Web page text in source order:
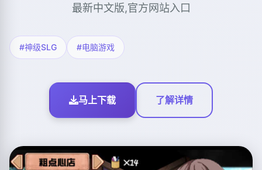
最新中文版,官方网站入口
#神级SLG #电脑游戏
马上下载 了解详情